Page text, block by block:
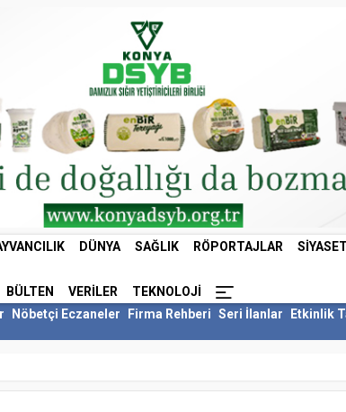
DÜNYA SAĞLIK RÖPORTAJLAR SIYASET
BÜLTEN VERILER
TEKNOLOJI
Nöbetçi Eczaneler Firma Rehberi Seri İlanlar
Etkinlik